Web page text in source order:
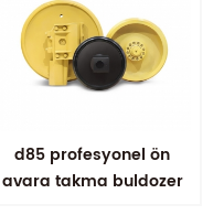
d85 profesyonel ön
avara takma buldozer